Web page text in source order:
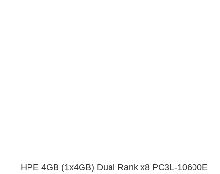
HPE 4GB (1x4GB) Dual Rank x8 PC3L-10600E